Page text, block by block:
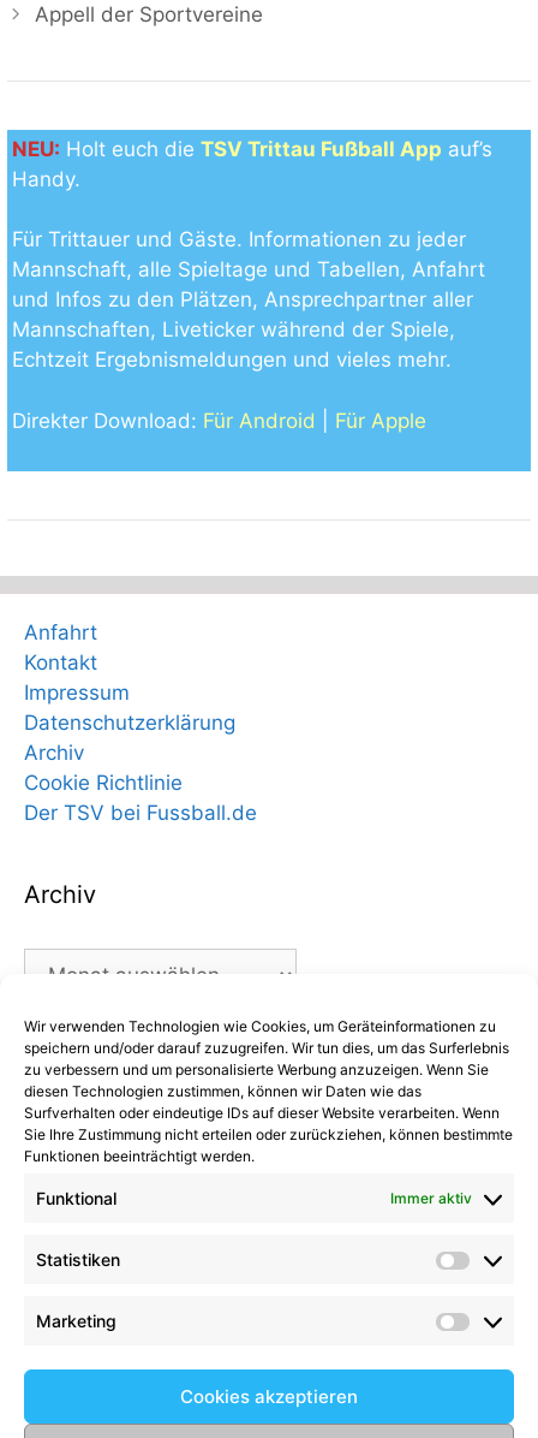
Wir verwenden Technologien wie Cookies, um Geräteinformationen zu
speichern und/oder darauf zuzugreifen. Wir tun dies, um das Surferlebnis
zu verbessern und um personalisierte Werbung anzuzeigen. Wenn Sie
diesen Technologien zustimmen, können wir Daten wie das
Surfverhalten oder eindeutige IDs auf dieser Website verarbeiten. Wenn
Sie Ihre Zustimmung nicht erteilen oder zurückziehen, können bestimmte
Funktionen beeinträchtigt werden.
Funktional Immer aktiv
Statistiken
Marketing
Cookies akzeptieren
Appell der Sportvereine
NEU: Holt euch die TSV Trittau Fußball App auf’s
Handy.
Für Trittauer und Gäste. Informationen zu jeder
Mannschaft, alle Spieltage und Tabellen, Anfahrt
und Infos zu den Plätzen, Ansprechpartner aller
Mannschaften, Liveticker während der Spiele,
Echtzeit Ergebnismeldungen und vieles mehr.
Direkter Download: Für Android Für Apple
Anfahrt
Kontakt
Impressum
Datenschutzerklärung
Archiv
Cookie Richtlinie
Der TSV bei Fussball.de
Archiv
Archiv
Kategorien
Kategorien
Kommentare
Aufgalopp mit neuen Gesichtern: TSV Trittau
beendet seine Karriere: Ein paar Worte zum